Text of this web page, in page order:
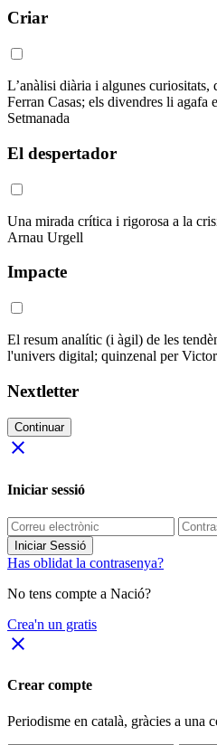
Criar
L’anàlisi diària i algunes
Ferran Casas; els divendres li
Setmanada
El despertador
Una mirada crítica i rigorosa a la
Arnau Urgell
Impacte
El resum analític (i àgil) de les
l'univers digital; quinzenal per
Nextletter
Continuar
close
Iniciar sessió
Iniciar Sessió
Has oblidat la contrasenya?
No tens compte a Nació?
Crea'n un gratis
close
Crear compte
Periodisme en català, gràcies a una